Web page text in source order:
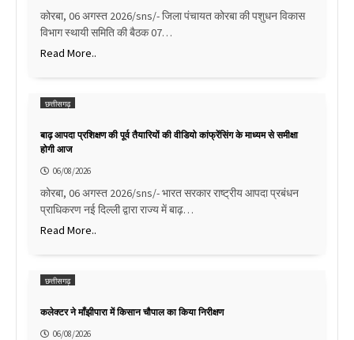
कोरबा, 06 अगस्त 2026/sns/- जिला पंचायत कोरबा की पशुधन विकास
विभाग स्थायी समिति की बैठक 07…
Read More..
छत्तीसगढ़
बाढ़ आपदा प्रशिक्षण की पूर्व तैयारियों की वीडियो कांफ्रेंसिंग के माध्यम से समीक्षा
होगी आज
06/08/2026
कोरबा, 06 अगस्त 2026/sns/- भारत सरकार राष्ट्रीय आपदा प्रबंधन
प्राधिकरण नई दिल्ली द्वारा राज्य में बाढ़…
Read More..
छत्तीसगढ़
कलेक्टर ने माँझीपारा में किसान चौपाल का किया निरीक्षण
06/08/2026